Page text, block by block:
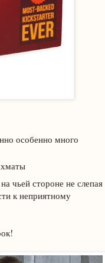
особенно много
чьей стороне не слепая
к неприятному